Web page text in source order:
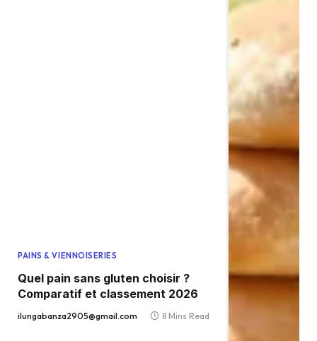
PAINS & VIENNOISERIES
Quel pain sans gluten choisir ?
Comparatif et classement 2026
ilungabanza2905@gmail.com 8 Mins Read